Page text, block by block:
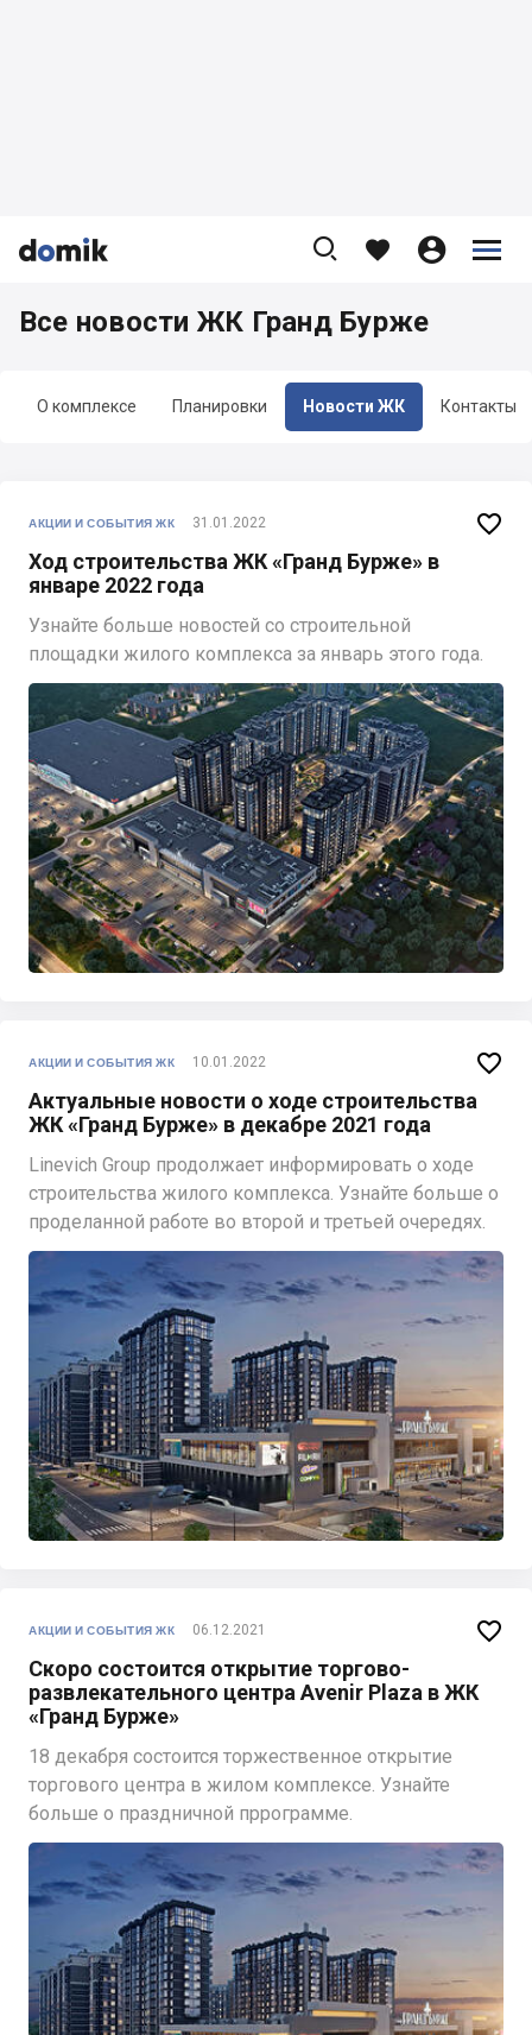


    


О комплексе Планировки Новости ЖК Контакты
Все новости ЖК Гранд Бурже
АКЦИИ И СОБЫТИЯ ЖК 31.01.2022
Ход строительства ЖК «Гранд Бурже» в
январе 2022 года
Узнайте больше новостей со строительной
площадки жилого комплекса за январь этого года.

АКЦИИ И СОБЫТИЯ ЖК 10.01.2022
Актуальные новости о ходе строительства
ЖК «Гранд Бурже» в декабре 2021 года
Linevich Group продолжает информировать о ходе
строительства жилого комплекса. Узнайте больше о
проделанной работе во второй и третьей очередях.

АКЦИИ И СОБЫТИЯ ЖК 06.12.2021
Скоро состоится открытие торгово-
развлекательного центра Avenir Plaza в ЖК
«Гранд Бурже»
18 декабря состоится торжественное открытие
торгового центра в жилом комплексе. Узнайте
больше о праздничной пррограмме.
